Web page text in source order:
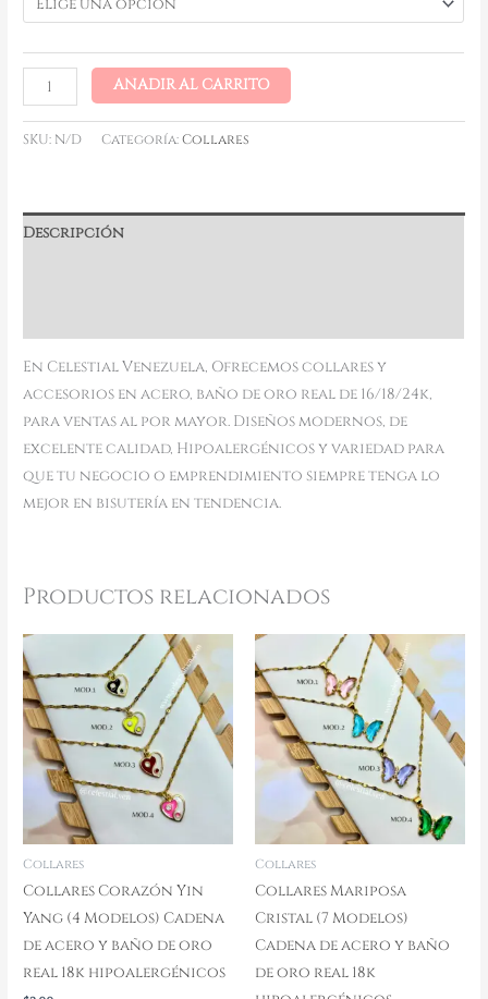
AÑADIR AL CARRITO
SKU: N/D Categoría:Collares
Descripción
En Celestial Venezuela, Ofrecemos collares y
accesorios en acero, baño de oro real de 16/18/24k,
para ventas al por mayor. Diseños modernos, de
excelente calidad, Hipoalergénicos y variedad para
que tu negocio o emprendimiento siempre tenga lo
mejor en bisutería en tendencia.
Productos relacionados
Collares
Collares Corazón Yin
Yang (4 Modelos) Cadena
de acero y baño de oro
real 18k hipoalergénicos
Este
producto
tiene
múltiples
variantes.
opciones
pueden
elegir
página
Collares
Collares Mariposa
Cristal (7 Modelos)
Cadena de acero y baño
de oro real 18k
Rango
de
precios:
desde
$3,00
hasta
$3,50